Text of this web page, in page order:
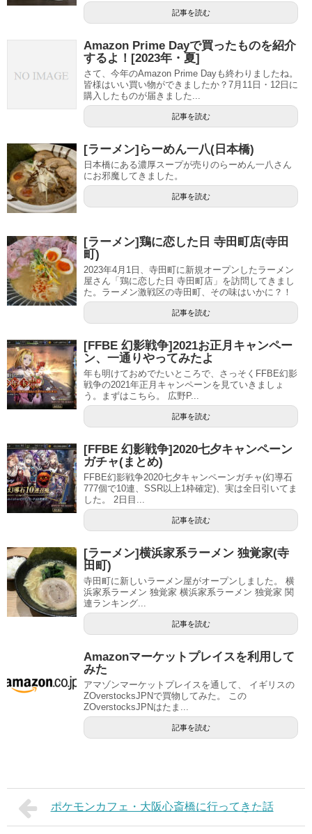
記事を読む
Amazon Prime Dayで買ったものを紹介
するよ！[2023年・夏]
さて、今年のAmazon Prime Dayも終わりましたね。
皆様はいい買い物ができましたか？7月11日・12日に
購入したものが届きました...
記事を読む
[ラーメン]らーめん一八(日本橋)
日本橋にある濃厚スープが売りのらーめん一八さん
にお邪魔してきました。
記事を読む
[ラーメン]鶏に恋した日 寺田町店(寺田
町)
2023年4月1日、寺田町に新規オープンしたラーメン
屋さん「鶏に恋した日 寺田町店」を訪問してきまし
た。ラーメン激戦区の寺田町、その味はいかに？！
記事を読む
[FFBE 幻影戦争]2021お正月キャンペー
ン、一通りやってみたよ
年も明けておめでたいところで、さっそくFFBE幻影
戦争の2021年正月キャンペーンを見ていきましょ
う。まずはこちら。 広野P...
記事を読む
[FFBE 幻影戦争]2020七夕キャンペーン
ガチャ(まとめ)
FFBE幻影戦争2020七夕キャンペーンガチャ(幻導石
777個で10連、SSR以上1枠確定)、実は全日引いてま
した。 2日目...
記事を読む
[ラーメン]横浜家系ラーメン 独覚家(寺
田町)
寺田町に新しいラーメン屋がオープンしました。 横
浜家系ラーメン 独覚家 横浜家系ラーメン 独覚家 関
連ランキング...
記事を読む
Amazonマーケットプレイスを利用して
みた
アマゾンマーケットプレイスを通して、 イギリスの
ZOverstocksJPNで買物してみた。 この
ZOverstocksJPNはたま...
記事を読む
ポケモンカフェ・大阪心斎橋に行ってきた話